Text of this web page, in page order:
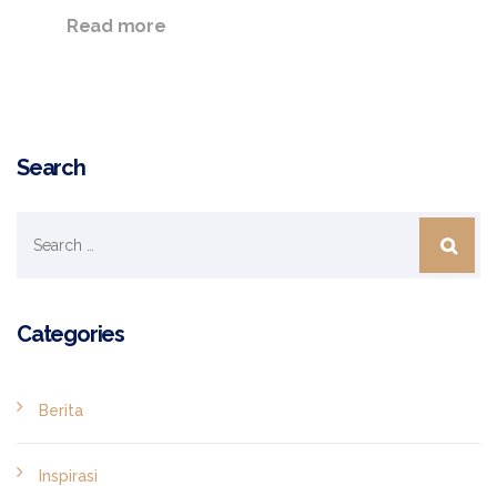
Read moreSulap
Search
Categories
Berita
Inspirasi